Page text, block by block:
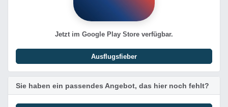
Jetzt im Google Play Store verfügbar.
Ausflugsfieber
Sie haben ein passendes Angebot, das hier noch fehlt?